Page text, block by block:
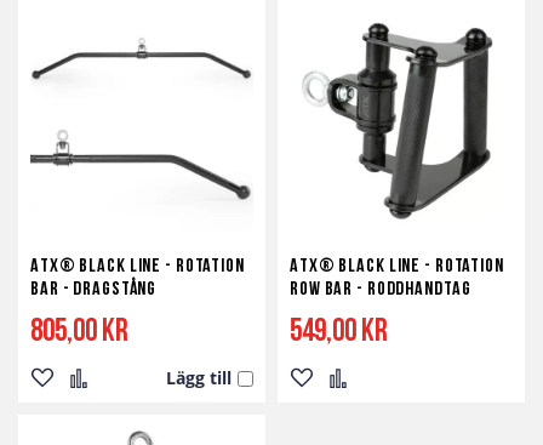
önskelista
i
önskelista
jämför
ATX® Black Line - Rotation
Bar - Dragstång
805,00 kr
Lägg till
Lägg Lägg
ATX® Black Line - Rotation
Row Bar - Roddhandtag
549,00 kr
Lägg Lägg